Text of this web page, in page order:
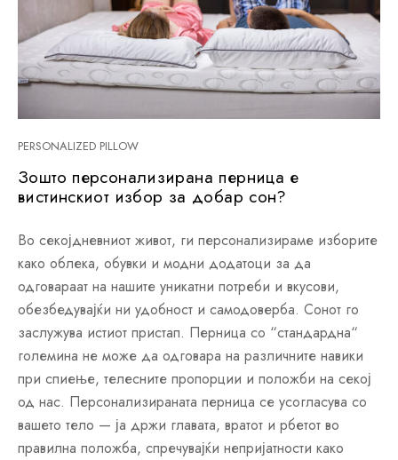
PERSONALIZED PILLOW
Зошто персонализирана перница е
вистинскиот избор за добар сон?
Во секојдневниот живот, ги персонализираме изборите
како облека, обувки и модни додатоци за да
одговараат на нашите уникатни потреби и вкусови,
обезбедувајќи ни удобност и самодоверба. Сонот го
заслужува истиот пристап. Перница со “стандардна“
големина не може да одговара на различните навики
при спиење, телесните пропорции и положби на секој
од нас. Персонализираната перница се усогласува со
вашето тело — ја држи главата, вратот и рбетот во
правилна положба, спречувајќи непријатности како